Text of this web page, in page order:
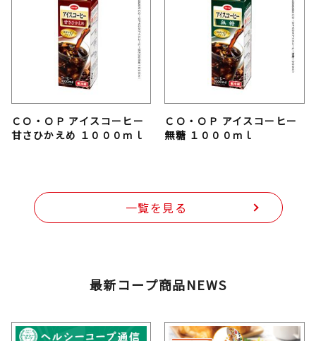
ＣＯ・ＯＰ アイスコーヒー
甘さひかえめ １０００ｍｌ
ＣＯ・ＯＰ アイスコーヒー
無糖 １０００ｍｌ
一覧を見る
最新コープ商品NEWS